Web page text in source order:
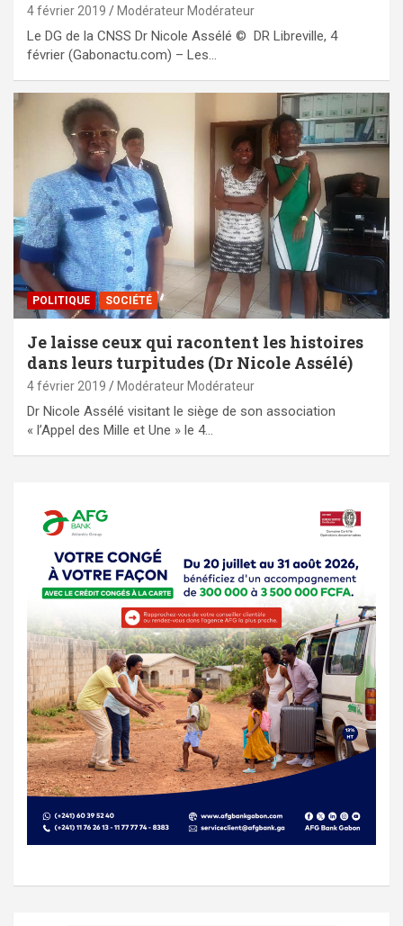
4 février 2019 Modérateur Modérateur
Le DG de la CNSS Dr Nicole Assélé © DR Libreville, 4
février (Gabonactu.com) – Les…
POLITIQUE SOCIÉTÉ
Je laisse ceux qui racontent les histoires
dans leurs turpitudes (Dr Nicole Assélé)
4 février 2019 Modérateur Modérateur
Dr Nicole Assélé visitant le siège de son association
« l’Appel des Mille et Une » le 4…